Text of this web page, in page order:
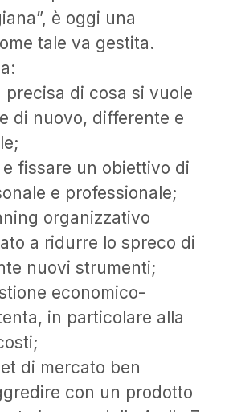
è oggi una
tale va gestita.
precisa di cosa si vuole
di nuovo, differente e
fissare un obiettivo di
e professionale;
organizzativo
a ridurre lo spreco di
nuovi strumenti;
economico-
in particolare alla
di mercato ben
con un prodotto